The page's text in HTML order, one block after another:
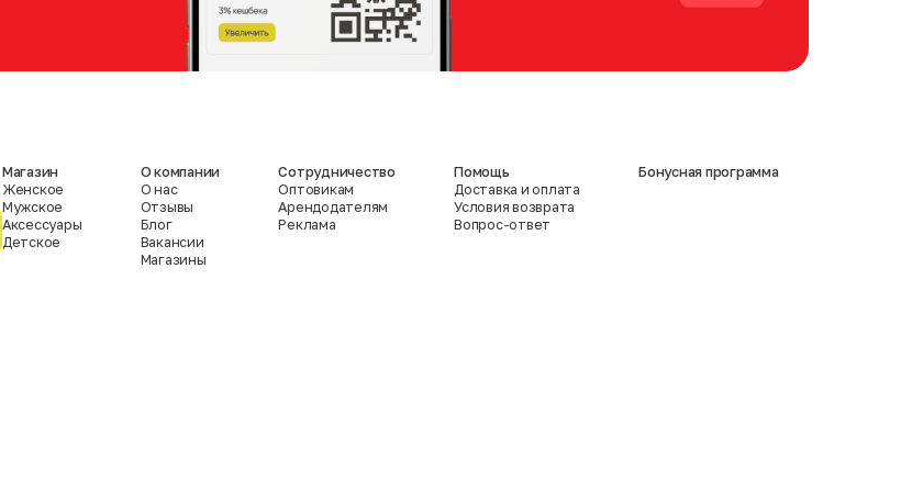
Магазин
Женское
Мужское
Аксессуары
Детское
О компании
О нас
Отзывы
Блог
Вакансии
Магазины
Сотрудничество
Оптовикам
Арендодателям
Реклама
Помощь
Доставка и оплата
Условия возврата
Вопрос-ответ
Бонусная программа